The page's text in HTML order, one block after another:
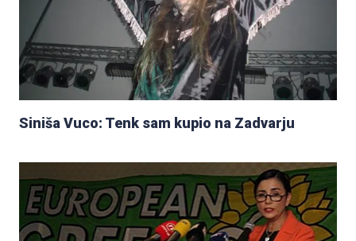
Siniša Vuco: Tenk sam kupio na Zadvarju